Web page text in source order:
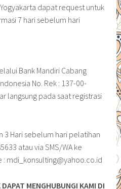
dapat request untuk
7 hari sebelum hari
Bank Mandiri Cabang
No. Rek : 137-00-
langsung pada saat registrasi
3 Hari sebelum hari pelatihan
atau via SMS/WA ke
: mdi_konsulting@yahoo.co.id
MENGHUBUNGI KAMI DI